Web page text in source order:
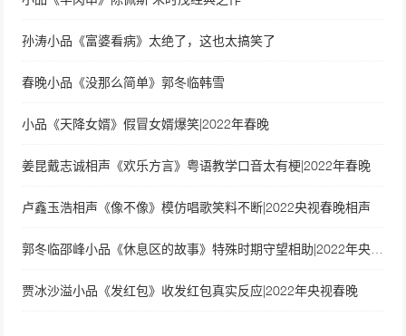
孙涛小品《富婆看病》太绝了，这也太搞笑了
春晚小品《没那么简单》郭冬临韩雪
小品《天降女婿》假冒女婿爆笑|2022年春晚
姜昆戴志诚相声《欢乐方言》粤语教学口音太有梗|2022年春晚
卢鑫玉浩相声《像不像》模仿唱歌笑料不断|2022央视春晚相声
贾冰沙溢小品《发红包》收发红包真实反应|2022年央视春晚